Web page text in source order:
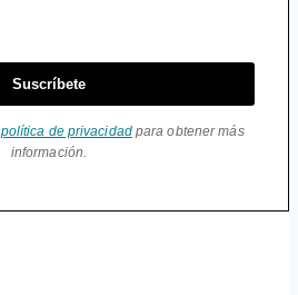
Suscríbete
política de privacidadpara obtener más
información.